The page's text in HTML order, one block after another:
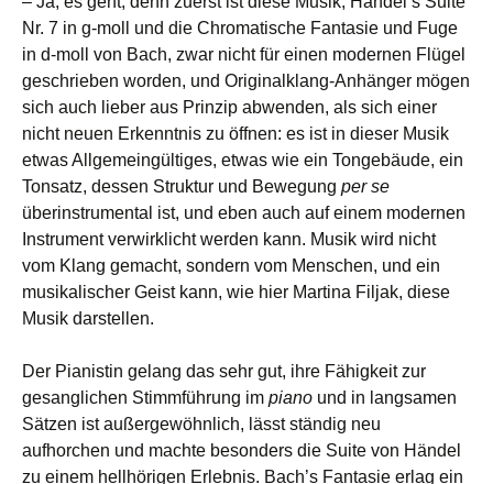
Nr. 7 in g-moll und die Chromatische Fantasie und Fuge
in d-moll von Bach, zwar nicht für einen modernen Flügel
geschrieben worden, und Originalklang-Anhänger mögen
sich auch lieber aus Prinzip abwenden, als sich einer
nicht neuen Erkenntnis zu öffnen: es ist in dieser Musik
etwas Allgemeingültiges, etwas wie ein Tongebäude, ein
Tonsatz, dessen Struktur und Bewegung per se
überinstrumental ist, und eben auch auf einem modernen
Instrument verwirklicht werden kann. Musik wird nicht
vom Klang gemacht, sondern vom Menschen, und ein
musikalischer Geist kann, wie hier Martina Filjak, diese
Musik darstellen.
Der Pianistin gelang das sehr gut, ihre Fähigkeit zur
gesanglichen Stimmführung im piano und in langsamen
Sätzen ist außergewöhnlich, lässt ständig neu
aufhorchen und machte besonders die Suite von Händel
zu einem hellhörigen Erlebnis. Bach’s Fantasie erlag ein